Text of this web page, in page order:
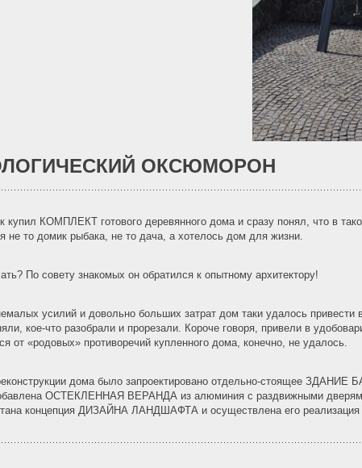
ОКСЮМОРОН
купил КОМПЛЕКТ готового деревянного дома и сразу понял, что в
не то домик рыбака, не то дача, а хотелось дом для жизни.
По совету знакомых он обратился к опытному архитектору!
усилий и довольно больших затрат дом таки удалось привести
кое-что разобрали и прорезали. Короче говоря, привели в
от «родовых» противоречий купленного дома, конечно, не удалось.
дома было запроектировано отдельно-стоящее
ОСТЕКЛЕННАЯ ВЕРАНДА из алюминия с раздвижными
концепция ДИЗАЙНА ЛАНДШАФТА и осуществлена его реализация